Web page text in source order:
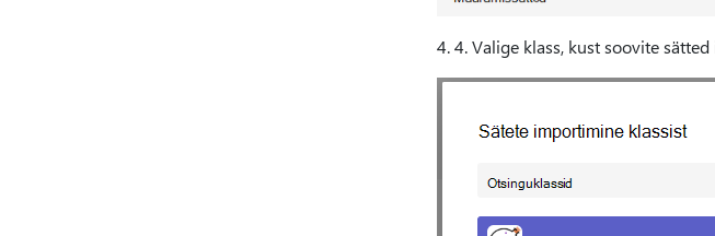
4. 4. Valige klass, kust soovite